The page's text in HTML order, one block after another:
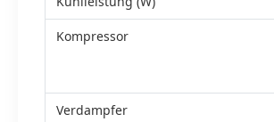
Kompressor
Verdampfer